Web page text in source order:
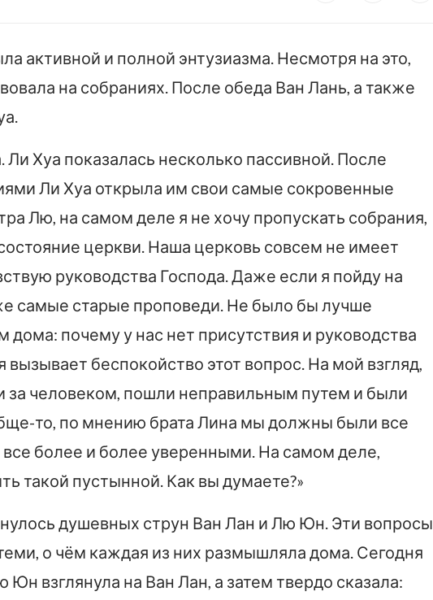
активной и полной энтузиазма. Несмотря на это,
на собраниях. После обеда Ван Лань, а также
Хуа показалась несколько пассивной. После
Ли Хуа открыла им свои самые сокровенные
Лю, на самом деле я не хочу пропускать собрания,
церкви. Наша церковь совсем не имеет
руководства Господа. Даже если я пойду на
самые старые проповеди. Не было бы лучше
почему у нас нет присутствия и руководства
вызывает беспокойство этот вопрос. На мой взгляд,
за человеком, пошли неправильным путем и были
то, по мнению брата Лина мы должны были все
все более и более уверенными. На самом деле,
такой пустынной. Как вы думаете?»
душевных струн Ван Лан и Лю Юн. Эти вопросы
о чём каждая из них размышляла дома. Сегодня
взглянула на Ван Лан, а затем твердо сказала: